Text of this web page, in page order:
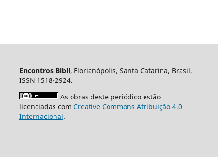
Encontros Bibli, Florianópolis, Santa Catarina, Brasil.
ISSN 1518-2924.
As obras deste periódico estão
licenciadas com Creative Commons Atribuição 4.0
Internacional.